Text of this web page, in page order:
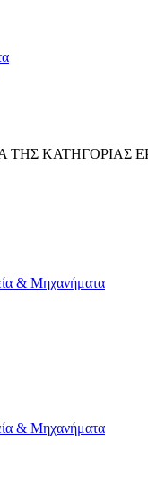
ΤΗΣ ΚΑΤΗΓΟΡΙΑΣ
& Μηχανήματα
& Μηχανήματα